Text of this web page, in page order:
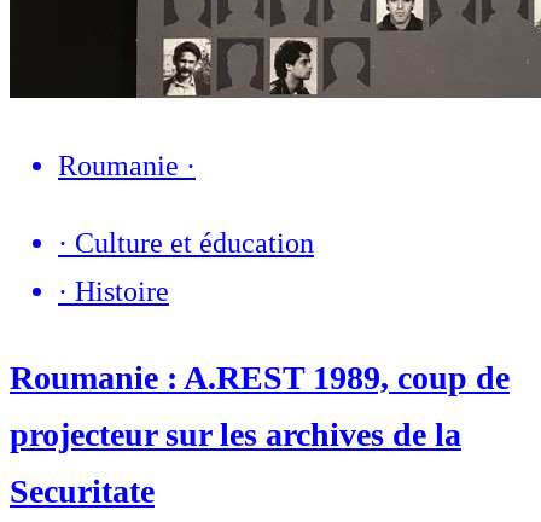
Roumanie ·
· Culture et éducation
· Histoire
Roumanie : A.REST 1989, coup de
projecteur sur les archives de la
Securitate